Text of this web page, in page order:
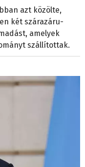
azt közölte,
két szárazáru-
amelyek
szállítottak.